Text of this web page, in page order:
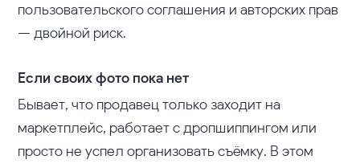
пользовательского соглашения и авторских прав
— двойной риск.
Если своих фото пока нет
Бывает, что продавец только заходит на
маркетплейс, работает с дропшиппингом или
просто не успел организовать съёмку. В этом